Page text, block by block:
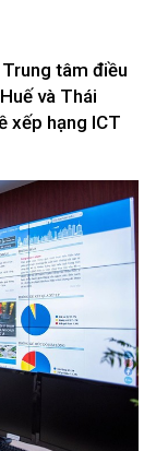
tâm điều
và Thái
xếp hạng ICT